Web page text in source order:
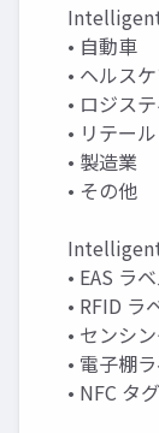
Intelligent
• 自動車
• ヘルス
• ロジス
• リテール
• 製造業
• その他
Intelligent
• EAS ラ
• RFID ラ
• センシ
• 電子棚
• NFC タグ